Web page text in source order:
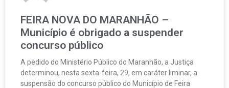
FEIRA NOVA DO MARANHÃO –
Município é obrigado a suspender
concurso público
A pedido do Ministério Público do Maranhão, a Justiça
determinou, nesta sexta-feira, 29, em caráter liminar, a
suspensão do concurso público do Município de Feira